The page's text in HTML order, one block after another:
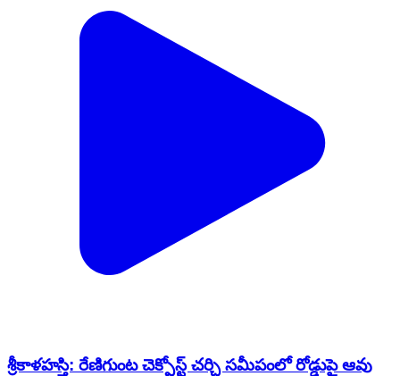
శ్రీకాళహస్తి: రేణిగుంట చెక్పోస్ట్ చర్చి సమీపంలో రోడ్డుపై ఆవు